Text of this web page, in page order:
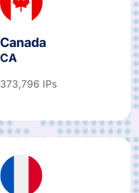
Canada
CA
373,796 IPs